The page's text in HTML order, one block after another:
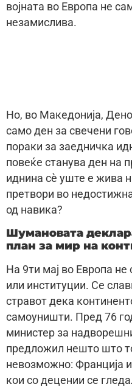
војната во Европа не
незамислива.
Но, во Македонија,
само ден за свечени
пораки за заедничка
повеќе станува ден на
иднина сè уште е жива
претвори во
од навика?
Шумановата
план за мир на
На 9ти мај во Европа
или институции. Се
стравот дека
самоуништи. Пред 76
министер за
предложил нешто што
невозможно: Франција
кои со децении се